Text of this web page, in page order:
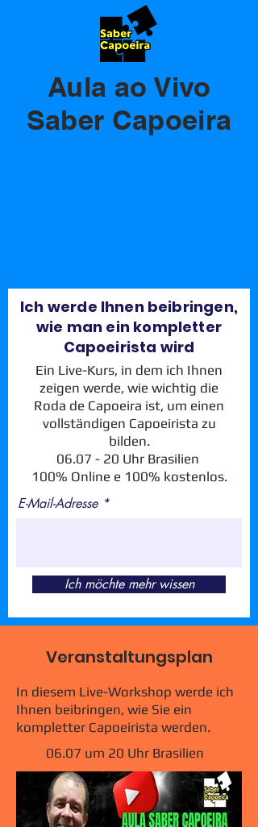
Aula ao Vivo
Saber Capoeira
Ich werde Ihnen beibringen,
wie man ein kompletter
Capoeirista wird
Ein Live-Kurs, in dem ich Ihnen
zeigen werde, wie wichtig die
Roda de Capoeira ist, um einen
vollständigen Capoeirista zu
bilden.
06.07 - 20 Uhr Brasilien
100% Online e 100% kostenlos.
E-Mail-Adresse
Ich möchte mehr wissen
Veranstaltungsplan
In diesem Live-Workshop werde ich
Ihnen beibringen, wie Sie ein
kompletter Capoeirista werden.
06.07 um 20 Uhr Brasilien